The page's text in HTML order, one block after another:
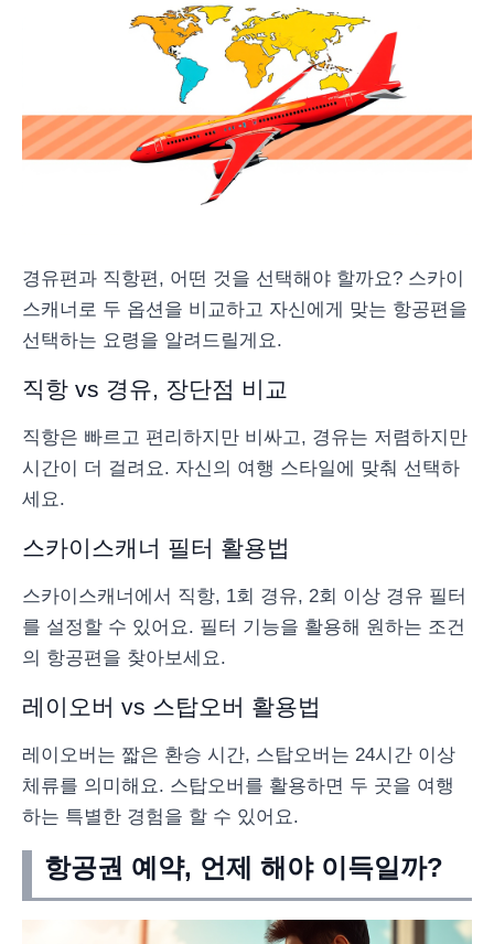
경유편과 직항편, 어떤 것을 선택해야 할까요? 스카이
스캐너로 두 옵션을 비교하고 자신에게 맞는 항공편을
선택하는 요령을 알려드릴게요.
직항 vs 경유, 장단점 비교
직항은 빠르고 편리하지만 비싸고, 경유는 저렴하지만
시간이 더 걸려요. 자신의 여행 스타일에 맞춰 선택하
세요.
스카이스캐너 필터 활용법
스카이스캐너에서 직항, 1회 경유, 2회 이상 경유 필터
를 설정할 수 있어요. 필터 기능을 활용해 원하는 조건
의 항공편을 찾아보세요.
레이오버 vs 스탑오버 활용법
레이오버는 짧은 환승 시간, 스탑오버는 24시간 이상
체류를 의미해요. 스탑오버를 활용하면 두 곳을 여행
하는 특별한 경험을 할 수 있어요.
항공권 예약, 언제 해야 이득일까?